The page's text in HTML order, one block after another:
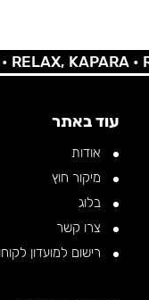
KAPARA •
עוד באתר
אודות
מיקור חוץ
בלוג
צרו קשר
רישום למועדון